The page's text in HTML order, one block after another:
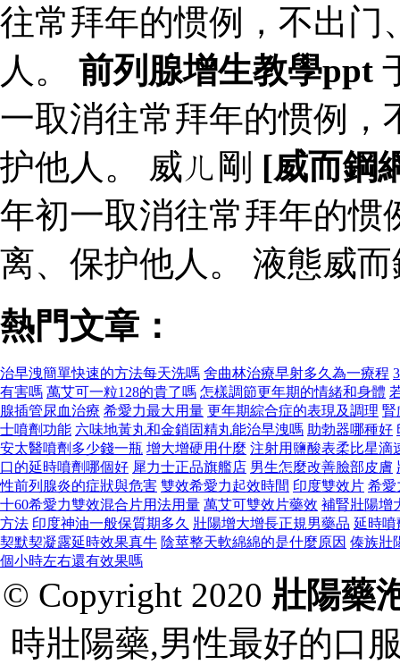
往常拜年的惯例，不出门
人。 前列腺增生教學ppt
一取消往常拜年的惯例，
护他人。 威ㄦ剛 [威而鋼
年初一取消往常拜年的惯
离、保护他人。 液態威
熱門文章：
治早洩簡單快速的方法每天洗嗎 舍曲林治療早射多久為一療程
有害嗎 萬艾可一粒128的貴了嗎 怎樣調節更年期的情緒和身體
腺插管尿血治療 希愛力最大用量 更年期綜合症的表現及調理 腎
士噴劑功能 六味地黃丸和金鎖固精丸能治早洩嗎 助勃器哪種好
安太醫噴劑多少錢一瓶 增大增硬用什麼 注射用鹽酸表柔比星滴
口的延時噴劑哪個好 犀力士正品旗艦店 男生怎麼改善臉部皮膚
性前列腺炎的症狀與危害 雙效希愛力起效時間 印度雙效片 希愛
十60希愛力雙效混合片用法用量 萬艾可雙效片藥效 補腎壯陽增
方法 印度神油一般保質期多久 壯陽增大增長正規男藥品 延時噴
契默契凝露延時效果真牛 陰莖整天軟綿綿的是什麼原因 傣族壯
個小時左右還有效果嗎
© Copyright 2020 壯陽藥
時壯陽藥,男性最好的口